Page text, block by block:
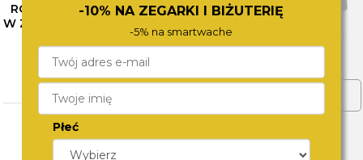
RÓŻNE OBLICZA SZAROŚCI
W ZEGARKACH CALVIN KLEIN
– SPRAWDŹ NASZE
CZYTAJ WIĘCEJ
-10% NA ZEGARKI I BIŻUTERIĘ
-5% na smartwache
Płeć